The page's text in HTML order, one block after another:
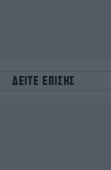
ΔΕΙΤΕ ΕΠΙΣΗΣ